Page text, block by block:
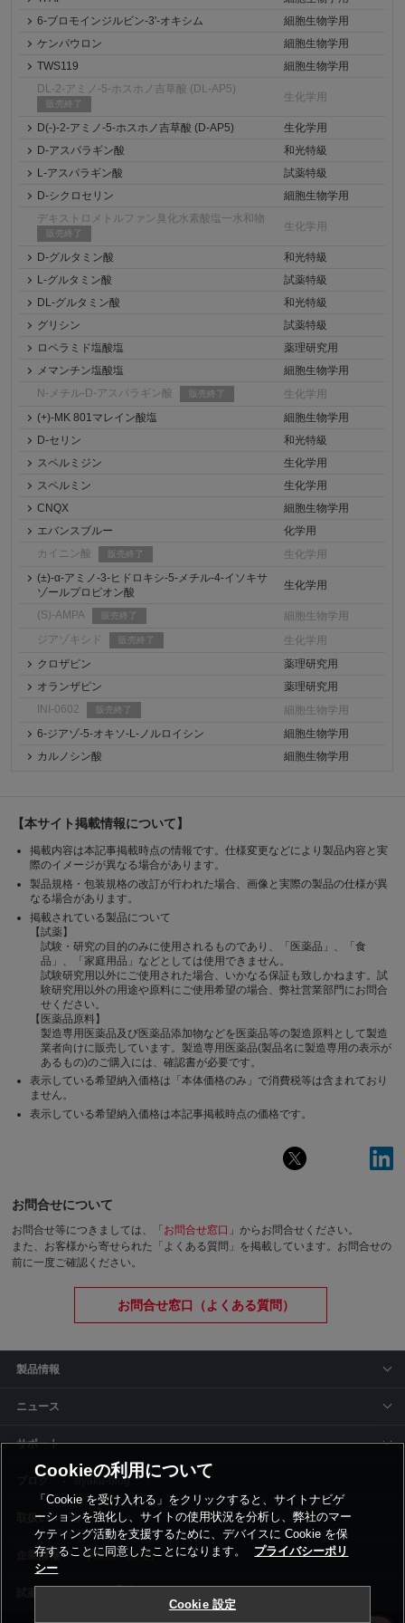
6-ブロモインジルビン-3'-オキシム
細胞生物学用
ケンパウロン
細胞生物学用
TWS119
細胞生物学用
DL-2-アミノ-5-ホスホノ吉草酸 (DL-AP5)
販売終了
生化学用
D(-)-2-アミノ-5-ホスホノ吉草酸 (D-AP5)
生化学用
D-アスパラギン酸
和光特級
L-アスパラギン酸
試薬特級
D-シクロセリン
細胞生物学用
デキストロメトルファン臭化水素酸塩一水和物
販売終了
生化学用
D-グルタミン酸
和光特級
L-グルタミン酸
試薬特級
DL-グルタミン酸
和光特級
グリシン
試薬特級
ロペラミド塩酸塩
薬理研究用
メマンチン塩酸塩
細胞生物学用
N-メチル-D-アスパラギン酸
販売終了
生化学用
(+)-MK 801マレイン酸塩
細胞生物学用
D-セリン
和光特級
スペルミジン
生化学用
スペルミン
生化学用
CNQX
細胞生物学用
エバンスブルー
化学用
カイニン酸
販売終了
生化学用
(±)-α-アミノ-3-ヒドロキシ-5-メチル-4-イソキサ
ゾールプロピオン酸
生化学用
(S)-AMPA 販売終了
細胞生物学用
ジアゾキシド
販売終了
生化学用
クロザピン
薬理研究用
オランザピン
薬理研究用
INI-0602
販売終了
細胞生物学用
6-ジアゾ-5-オキソ-L-ノルロイシン
細胞生物学用
カルノシン酸
細胞生物学用
【本サイト掲載情報について】
掲載内容は本記事掲載時点の情報です。仕様変更などにより製品内容と実
際のイメージが異なる場合があります。
製品規格・包装規格の改訂が行われた場合、画像と実際の製品の仕様が異
なる場合があります。
掲載されている製品について
【試薬】
試験・研究の目的のみに使用されるものであり、「医薬品」、「食
品」、「家庭用品」などとしては使用できません。
試験研究用以外にご使用された場合、いかなる保証も致しかねます。試
験研究用以外の用途や原料にご使用希望の場合、弊社営業部門にお問合
せください。
【医薬品原料】
製造専用医薬品及び医薬品添加物などを医薬品等の製造原料として製造
業者向けに販売しています。製造専用医薬品(製品名に製造専用の表示が
あるもの)のご購入には、確認書が必要です。
表示している希望納入価格は「本体価格のみ」で消費税等は含まれており
ません。
表示している希望納入価格は本記事掲載時点の価格です。
お問合せについて
お問合せ等につきましては、「 お問合せ窓口 」からお問合せください。
また、お客様から寄せられた「よくある質問」を掲載しています。お問合せの
前に一度ご確認ください。
お問合せ窓口（よくある質問）
製品情報
ニュース
サポート
siyaku-blog
取扱いメーカー
事業所一覧
Cookieの利用について
「Cookie を受け入れる」をクリックすると、サイトナビゲ
ーションを強化し、サイトの使用状況を分析し、弊社のマー
ケティング活動を支援するために、デバイスに Cookie を保
存することに同意したことになります。
プライバシーポリ
シー
Cookie 設定